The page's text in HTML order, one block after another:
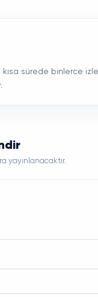
sürede binlerce
yayınlanacaktır.